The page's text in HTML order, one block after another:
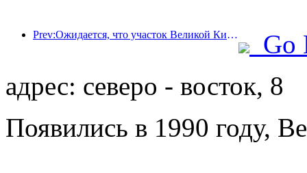
Prev:Ожидается, что участок Великой Китайской стены Цзянцзюньгуань в районе Пингу города Пекина будет открыт для публики уже к концу 2026 года.
Go
адрес: северо - восток, 8
Появились в 1990 году,